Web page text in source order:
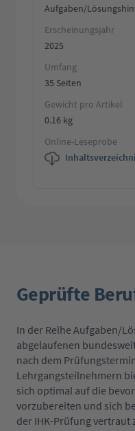
Aufgaben/
Erscheinungsjahr
2025
Umfang
35 Seiten
Gewicht pro Artikel
0.16 kg
Online-Leseprobe
Geprüfte
In der Reihe Aufgaben/
abgelaufenen
nach dem
Lehrgangsteilnehmern
sich optimal auf die
vorzubereiten und sich
der IHK-Prüfung vertraut